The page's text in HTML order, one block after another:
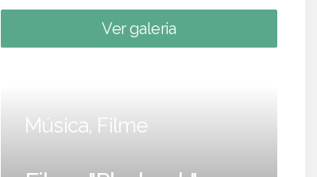
Ver galeria
Música, Filme